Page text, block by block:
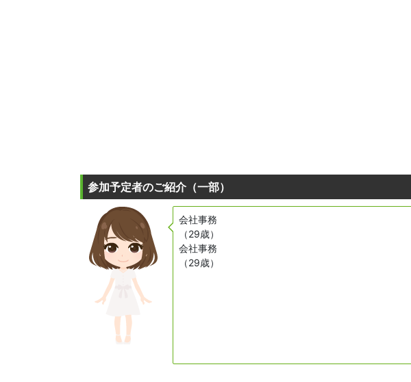
参加予定者のご紹介（一部）
会社事務
（29歳）
会社事務
（29歳）